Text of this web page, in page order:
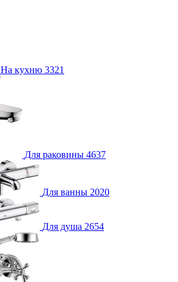
На кухню 3321
Для раковины 4637
Для ванны 2020
Для душа 2654